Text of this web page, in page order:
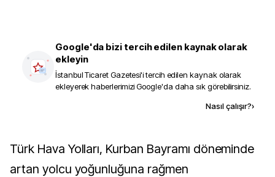
Google'da bizi tercih edilen kaynak olarak
ekleyin
İstanbul Ticaret Gazetesi'i tercih edilen kaynak olarak
ekleyerek haberlerimizi Google'da daha sık görebilirsiniz.
Nasıl çalışır?›
Türk Hava Yolları, Kurban Bayramı döneminde
artan yolcu yoğunluğuna rağmen